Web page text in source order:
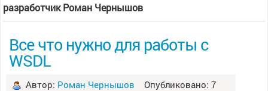
разработчик Роман Чернышов
Все что нужно для работы с
WSDL
Автор: Роман Чернышов Опубликовано: 7